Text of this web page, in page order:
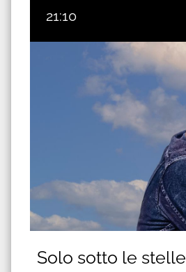
21:10
Solo sotto le stelle